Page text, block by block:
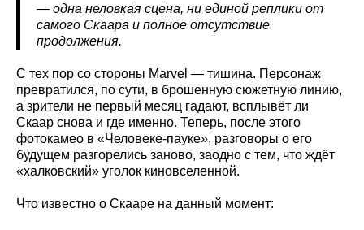
— одна неловкая сцена, ни единой реплики от
самого Скаара и полное отсутствие
продолжения.
С тех пор со стороны Marvel — тишина. Персонаж
превратился, по сути, в брошенную сюжетную линию,
а зрители не первый месяц гадают, всплывёт ли
Скаар снова и где именно. Теперь, после этого
фотокамео в «Человеке-пауке», разговоры о его
будущем разгорелись заново, заодно с тем, что ждёт
«халковский» уголок киновселенной.
Что известно о Скааре на данный момент: